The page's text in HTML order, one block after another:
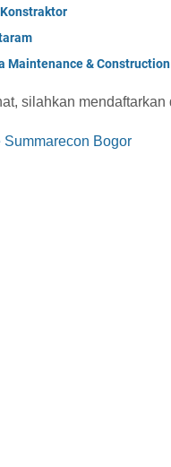
Maintenance & Construction
silahkan mendaftarkan
Bogor